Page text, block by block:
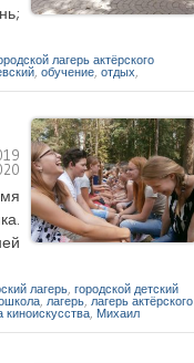
лагерь актёрского
обучение отдых
лагерь городской детский
лагерь, лагерь актёрского
Михаил